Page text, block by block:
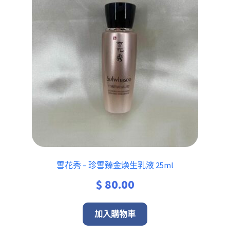
雪花秀 – 珍雪臻金煥生乳液 25ml
$ 80.00
加入購物車